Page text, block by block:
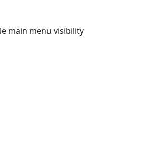
main menu visibility